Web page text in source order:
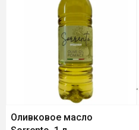
Оливковое масло